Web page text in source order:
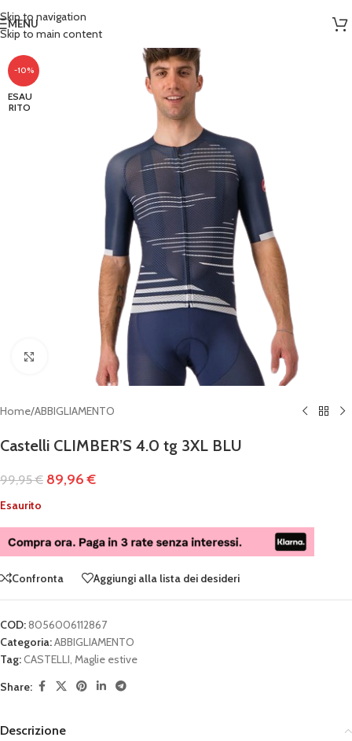
Skip to navigation
Skip to main content
MENU
-10%
ESAU
RITO
Clicca per ingrandire
Home/ABBIGLIAMENTO
Castelli CLIMBER’S 4.0 tg 3XL BLU
99,95€ 89,96€
Esaurito
Confronta Aggiungi alla lista dei desideri
COD:8056006112867
Categoria:ABBIGLIAMENTO
Tag:CASTELLI, Maglie estive
Share:
Descrizione